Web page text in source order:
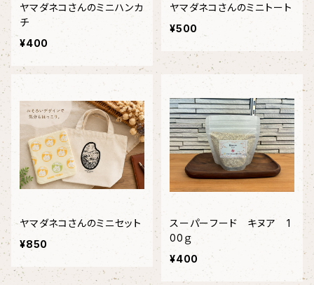
ヤマダネコさんのミニハンカ
チ
¥400
ヤマダネコさんのミニトート
¥500
ヤマダネコさんのミニセット
¥850
スーパーフード キヌア 1
00ｇ
¥400